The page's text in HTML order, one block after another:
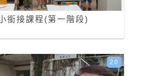
銜接課程(第一階段)
20